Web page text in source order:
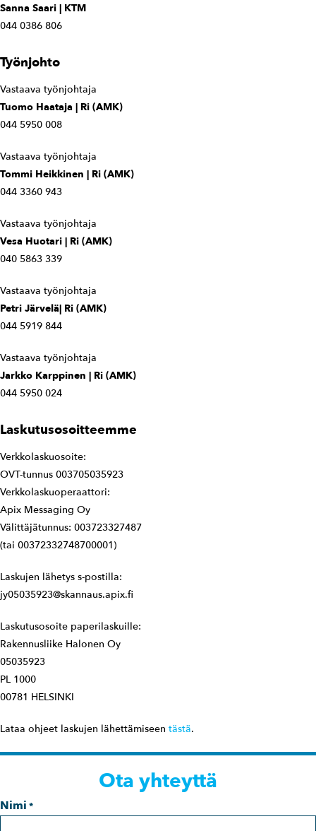
Sanna Saari | KTM
044 0386 806
Työnjohto
Vastaava työnjohtaja
Tuomo Haataja | Ri (AMK)
044 5950 008
Vastaava työnjohtaja
Tommi Heikkinen | Ri (AMK)
044 3360 943
Vastaava työnjohtaja
Vesa Huotari | Ri (AMK)
040 5863 339
Vastaava työnjohtaja
Petri Järvelä| Ri (AMK)
044 5919 844
Vastaava työnjohtaja
Jarkko Karppinen | Ri (AMK)
044 5950 024
Laskutusosoitteemme
Verkkolaskuosoite:
OVT-tunnus 003705035923
Verkkolaskuoperaattori:
Apix Messaging Oy
Välittäjätunnus: 003723327487
(tai 00372332748700001)
Laskujen lähetys s-postilla:
jy05035923@skannaus.apix.fi
Laskutusosoite paperilaskuille:
Rakennusliike Halonen Oy
05035923
PL 1000
00781 HELSINKI
Lataa ohjeet laskujen lähettämiseen tästä.
Ota yhteyttä
Nimi *